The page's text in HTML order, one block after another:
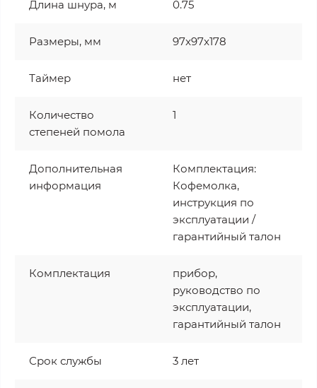
Длина шнура, м 0.75
Размеры, мм 97x97x178
Таймер нет
Количество
степеней помола
1
Дополнительная
информация
Комплектация:
Кофемолка,
инструкция по
эксплуатации /
гарантийный талон
Комплектация
прибор,
руководство по
эксплуатации,
гарантийный талон
Срок службы 3 лет